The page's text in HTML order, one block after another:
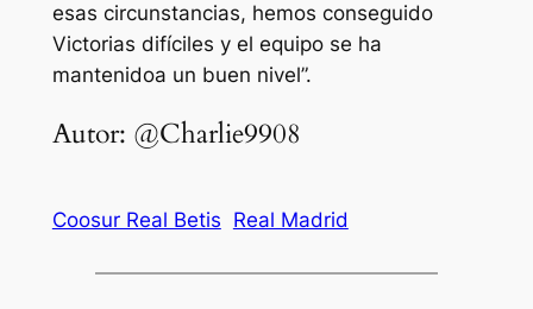
esas circunstancias, hemos conseguido
Victorias difíciles y el equipo se ha
mantenidoa un buen nivel”.
Autor: @Charlie9908
Coosur Real Betis Real Madrid